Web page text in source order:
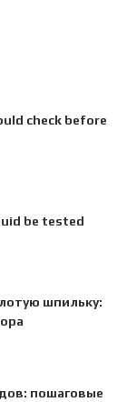
check before
be tested
шпильку:
пошаговые